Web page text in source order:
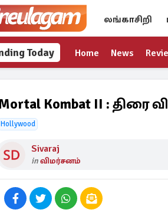
லங்காசிறி
Today Home News
Kombat II : திரை
Hollywood
Sivaraj
inவிமர்சனம்